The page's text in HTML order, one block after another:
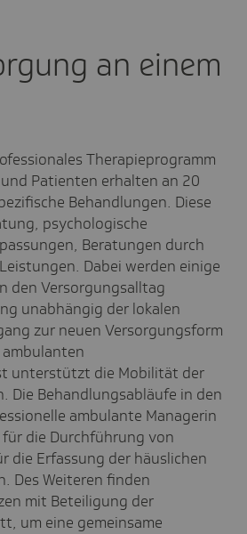
an einem
Therapieprogramm
Patienten erhalten an 20
Behandlungen. Diese
psychologische
Beratungen durch
Dabei werden einige
den Versorgungsalltag
unabhängig der lokalen
zur neuen Versorgungsform
unterstützt die Mobilität der
Die Behandlungsabläufe in den
ambulante Managerin
die Durchführung von
die Erfassung der häuslichen
Des Weiteren finden
mit Beteiligung der
um eine gemeinsame